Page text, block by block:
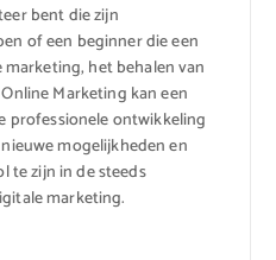
bent die zijn
of een beginner die een
het behalen van
Marketing kan een
professionele ontwikkeling
mogelijkheden en
te zijn in de steeds
marketing.